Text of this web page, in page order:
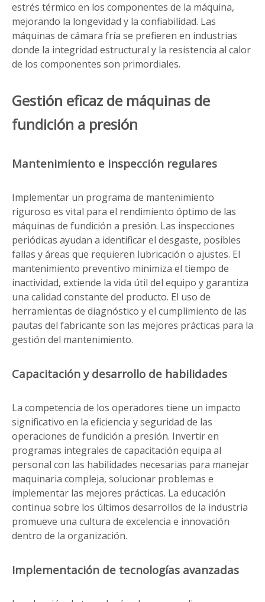
estrés térmico en los componentes de la máquina,
mejorando la longevidad y la confiabilidad. Las
máquinas de cámara fría se prefieren en industrias
donde la integridad estructural y la resistencia al calor
de los componentes son primordiales.
Gestión eficaz de máquinas de
fundición a presión
Mantenimiento e inspección regulares
Implementar un programa de mantenimiento
riguroso es vital para el rendimiento óptimo de las
máquinas de fundición a presión. Las inspecciones
periódicas ayudan a identificar el desgaste, posibles
fallas y áreas que requieren lubricación o ajustes. El
mantenimiento preventivo minimiza el tiempo de
inactividad, extiende la vida útil del equipo y garantiza
una calidad constante del producto. El uso de
herramientas de diagnóstico y el cumplimiento de las
pautas del fabricante son las mejores prácticas para la
gestión del mantenimiento.
Capacitación y desarrollo de habilidades
La competencia de los operadores tiene un impacto
significativo en la eficiencia y seguridad de las
operaciones de fundición a presión. Invertir en
programas integrales de capacitación equipa al
personal con las habilidades necesarias para manejar
maquinaria compleja, solucionar problemas e
implementar las mejores prácticas. La educación
continua sobre los últimos desarrollos de la industria
promueve una cultura de excelencia e innovación
dentro de la organización.
Implementación de tecnologías avanzadas